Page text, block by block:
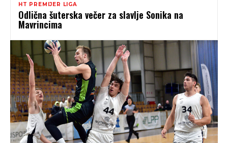
HT PREMIJER LIGA
Odlična šuterska večer za slavlje Sonika na
Mavrincima